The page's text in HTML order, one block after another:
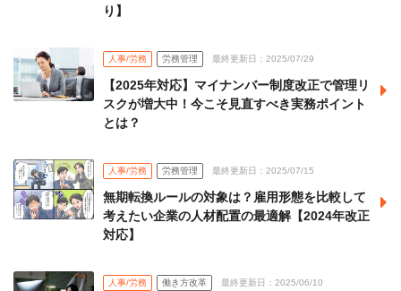
り】
人事/労務 労務管理 最終更新日：2025/07/29
【2025年対応】マイナンバー制度改正で管理リ
スクが増大中！今こそ見直すべき実務ポイント
とは？
人事/労務 労務管理 最終更新日：2025/07/15
無期転換ルールの対象は？雇用形態を比較して
考えたい企業の人材配置の最適解【2024年改正
対応】
人事/労務 働き方改革 最終更新日：2025/06/10